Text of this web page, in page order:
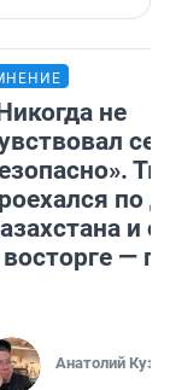
не
по
и
восторге —
Анатолий